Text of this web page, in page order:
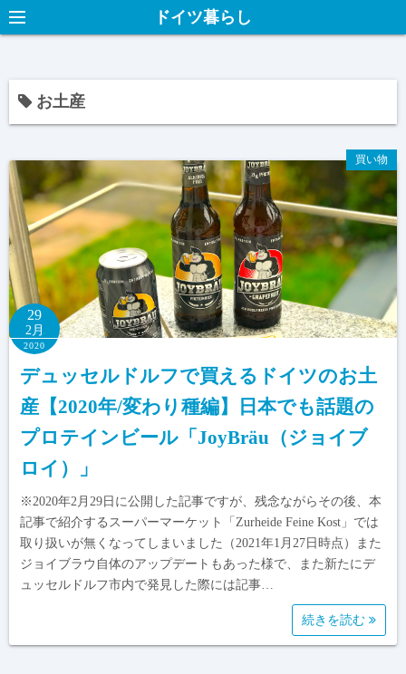
ドイツ暮らし
お土産
買い物
29
2月
2020
デュッセルドルフで買えるドイツのお土
産【2020年/変わり種編】日本でも話題の
プロテインビール「JoyBräu（ジョイブ
ロイ）」
※2020年2月29日に公開した記事ですが、残念ながらその後、本
記事で紹介するスーパーマーケット「Zurheide Feine Kost」では
取り扱いが無くなってしまいました（2021年1月27日時点）また
ジョイブラウ自体のアップデートもあった様で、また新たにデ
ュッセルドルフ市内で発見した際には記事…
続きを読む